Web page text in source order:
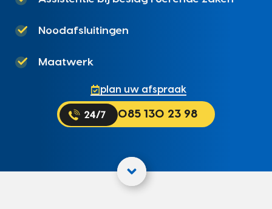
Noodafsluitingen
Maatwerk
plan uw afspraak
085 130 23 98